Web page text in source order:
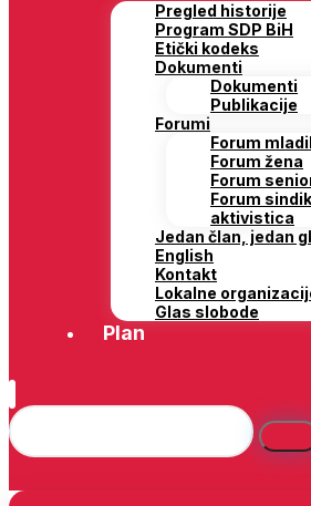
Pregled historije
Program SDP BiH
Etički kodeks
Dokumenti
Dokumenti
Publikacije
Forumi
Forum
Forum žena
Forum
Forum
aktivistica
Jedan član, jedan
English
Kontakt
Lokalne
Glas slobode
Plan